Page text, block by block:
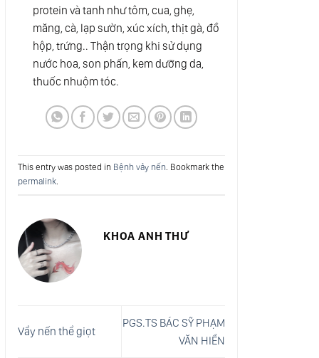
protein và tanh như tôm, cua, ghẹ,
măng, cà, lạp sườn, xúc xích, thịt gà, đồ
hộp, trứng.. Thận trọng khi sử dụng
nước hoa, son phấn, kem dưỡng da,
thuốc nhuộm tóc.
This entry was posted in Bệnh vảy nến. Bookmark the
permalink.
KHOA ANH THƯ
Vẩy nến thể giọt
PGS.TS BÁC SỸ PHẠM
VĂN HIỂN